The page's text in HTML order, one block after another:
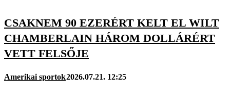
CSAKNEM 90 EZERÉRT KELT EL WILT
CHAMBERLAIN HÁROM DOLLÁRÉRT
VETT FELSŐJE
Amerikai sportok2026.07.21. 12:25